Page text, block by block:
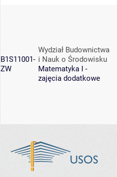
B1S11001-
ZW
Wydział Budownictwa
i Nauk o Środowisku
Matematyka I -
zajęcia dodatkowe